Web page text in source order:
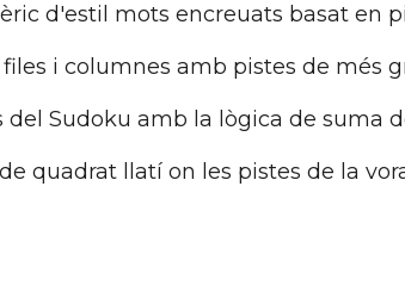
d'estil mots encreuats basat en
i columnes amb pistes de més
Sudoku amb la lògica de suma
quadrat llatí on les pistes de la